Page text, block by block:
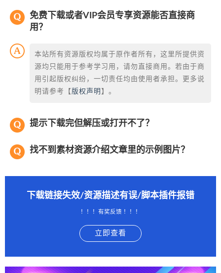
免费下载或者VIP会员专享资源能否直接商
用？
本站所有资源版权均属于原作者所有，这里所提供资
源均只能用于参考学习用，请勿直接商用。若由于商
用引起版权纠纷，一切责任均由使用者承担。更多说
明请参考【 版权声明 】。
提示下载完但解压或打开不了？
找不到素材资源介绍文章里的示例图片？
下载链接失效/资源描述有误/脚本插件报错
！！！有奖反馈 ！！！
立即查看